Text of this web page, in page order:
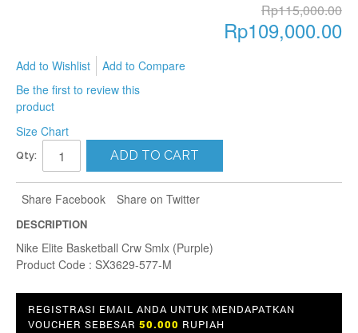
Rp115,000.00
Rp109,000.00
Add to Wishlist
Add to Compare
Be the first to review this
product
Size Chart
Qty: ADD TO CART
Share Facebook Share on Twitter
DESCRIPTION
Nike Elite Basketball Crw Smlx (Purple)
Product Code : SX3629-577-M
REGISTRASI EMAIL ANDA UNTUK MENDAPATKAN
VOUCHER SEBESAR 50.000 RUPIAH